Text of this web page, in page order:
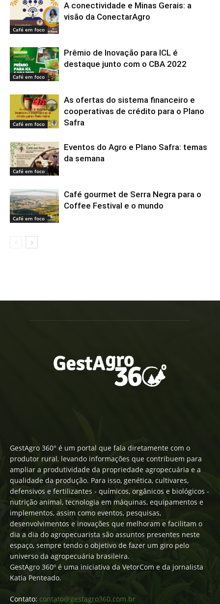
Café em foco
A conectividade e Minas Gerais: a
visão da ConectarAgro
Café em foco
Prêmio de Inovação para ICL é
destaque junto com o CBA 2022
Café em foco
As ofertas do sistema financeiro e
cooperativas de crédito para o Plano
Safra
Café em foco
Eventos do Agro e Plano Safra: temas
da semana
Café em foco
Café gourmet de Serra Negra para o
Coffee Festival e o mundo
GestAgro 360° é um portal que fala diretamente com o
produtor rural, levando informações que contribuem para
ampliar a produtividade da propriedade agropecuária e a
qualidade da produção. Para isso, genética, cultivares,
defensivos e fertilizantes - químicos, orgânicos e biológicos -
nutrição animal, tecnologia em máquinas, equipamentos e
implementos, assim como eventos, pesquisas,
desenvolvimentos e inovações que melhoram e facilitam o
dia a dia do agropecuarista são assuntos presentes neste
espaço, sempre tendo o objetivo de fazer um giro pelo
universo da agropecuária brasileira.
GestAgro 360º é uma iniciativa da VetorCom e da jornalista
Katia Penteado.
Contato: contato@gestagro360.com.br